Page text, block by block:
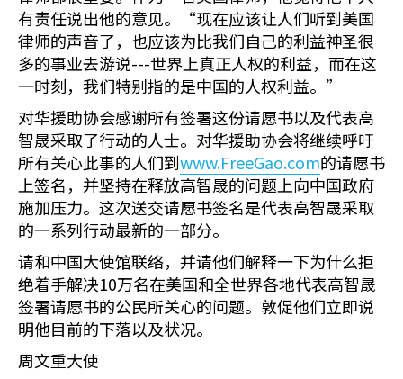
有责任说出他的意见。“现在应该让人们听到美国
律师的声音了，也应该为比我们自己的利益神圣很
多的事业去游说---世界上真正人权的利益，而在这
一时刻，我们特别指的是中国的人权利益。”
对华援助协会感谢所有签署这份请愿书以及代表高
智晟采取了行动的人士。对华援助协会将继续呼吁
所有关心此事的人们到www.FreeGao.com的请愿书
上签名，并坚持在释放高智晟的问题上向中国政府
施加压力。这次送交请愿书签名是代表高智晟采取
的一系列行动最新的一部分。
请和中国大使馆联络，并请他们解释一下为什么拒
绝着手解决10万名在美国和全世界各地代表高智晟
签署请愿书的公民所关心的问题。敦促他们立即说
明他目前的下落以及状况。
周文重大使